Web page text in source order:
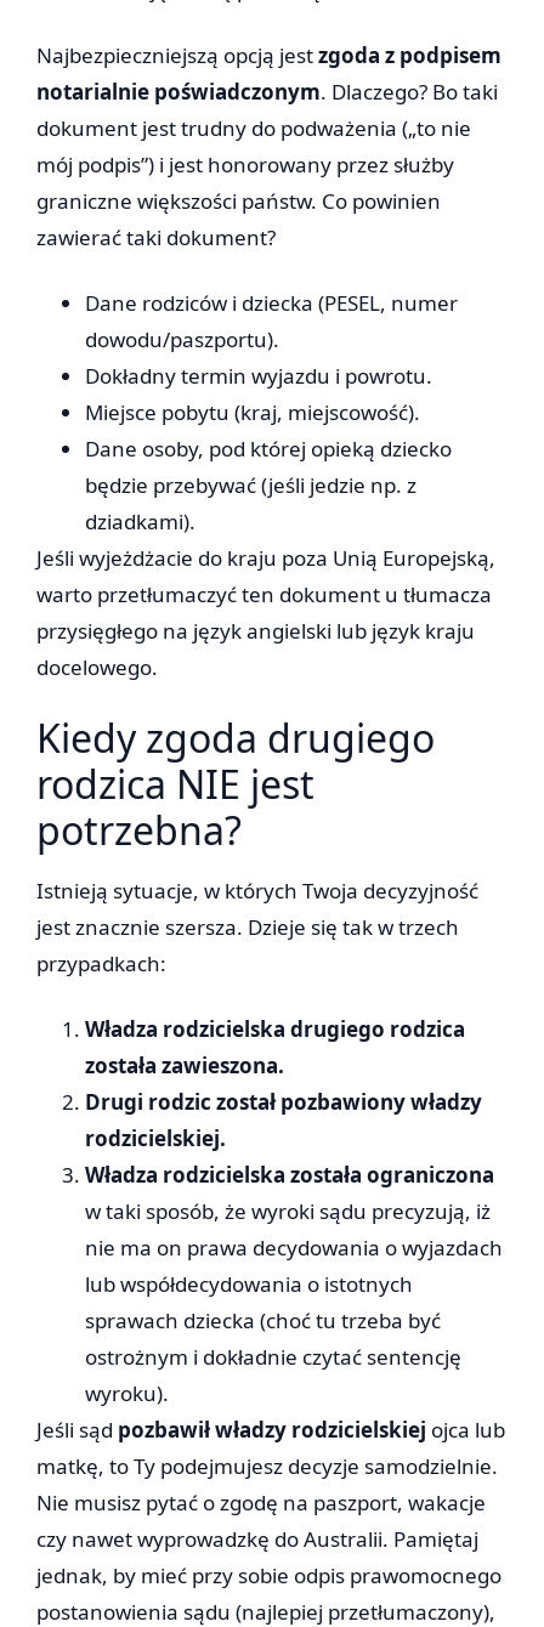
Najbezpieczniejszą opcją jestzgoda z podpisem
notarialnie poświadczonym. Dlaczego? Bo taki
dokument jest trudny do podważenia („to nie
mój podpis”) i jest honorowany przez służby
graniczne większości państw. Co powinien
zawierać taki dokument?
Dane rodziców i dziecka (PESEL, numer
dowodu/paszportu).
Dokładny termin wyjazdu i powrotu.
Miejsce pobytu (kraj, miejscowość).
Dane osoby, pod której opieką dziecko
będzie przebywać (jeśli jedzie np. z
dziadkami).
Jeśli wyjeżdżacie do kraju poza Unią Europejską,
warto przetłumaczyć ten dokument u tłumacza
przysięgłego na język angielski lub język kraju
docelowego.
Kiedy zgoda drugiego
rodzica NIE jest
potrzebna?
Istnieją sytuacje, w których Twoja decyzyjność
jest znacznie szersza. Dzieje się tak w trzech
przypadkach:
Władza rodzicielska drugiego rodzica
została zawieszona.
Drugi rodzic został pozbawiony władzy
rodzicielskiej.
Władza rodzicielska została ograniczona
w taki sposób, że wyroki sądu precyzują, iż
nie ma on prawa decydowania o wyjazdach
lub współdecydowania o istotnych
sprawach dziecka (choć tu trzeba być
ostrożnym i dokładnie czytać sentencję
wyroku).
Jeśli sąd pozbawił władzy rodzicielskiej ojca lub
matkę, to Ty podejmujesz decyzje samodzielnie.
Nie musisz pytać o zgodę na paszport, wakacje
czy nawet wyprowadzkę do Australii. Pamiętaj
jednak, by mieć przy sobie odpis prawomocnego
postanowienia sądu (najlepiej przetłumaczony),